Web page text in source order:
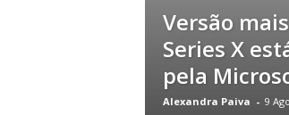
Versão
Series X
pela
Alexandra Paiva - 9